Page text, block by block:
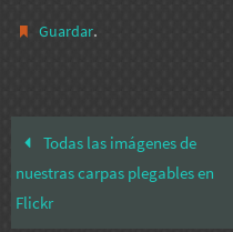
Guardar.
Todas las imágenes de
nuestras carpas plegables en
Flickr